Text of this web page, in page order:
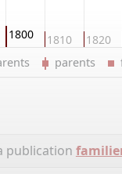
1800 1810 1820
parents
publication